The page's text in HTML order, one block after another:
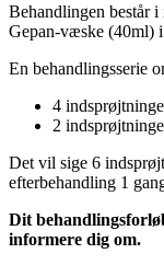
Behandlingen består
Gepan-væske (40ml)
En behandlingsserie
4
2
Det vil sige 6
efterbehandling 1
Dit
informere dig om.